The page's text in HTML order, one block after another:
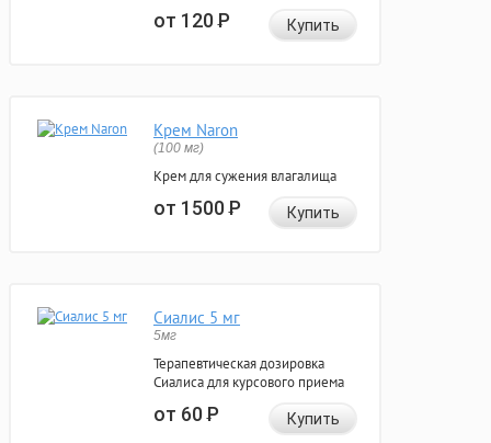
от 120Р Купить
Крем Naron
(100 мг)
Крем для сужения влагалища
от 1500Р Купить
Сиалис 5 мг
5мг
Терапевтическая дозировка
Сиалиса для курсового приема
от 60Р Купить